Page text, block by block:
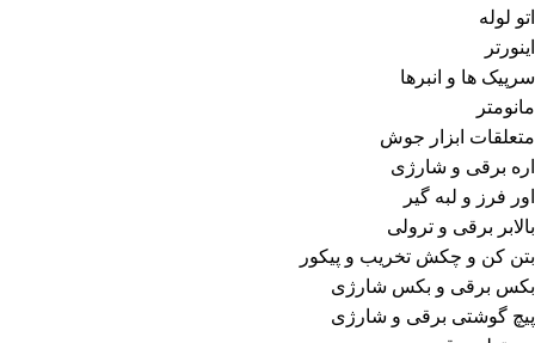
اتو لوله
اینورتر
سرپیک ها و انبرها
مانومتر
متعلقات ابزار جوش
اره برقی و شارژی
اور فرز و لبه گیر
بالابر برقی و ترولی
بتن کن و چکش تخریب و پیکور
بکس برقی و بکس شارژی
پیچ گوشتی برقی و شارژی